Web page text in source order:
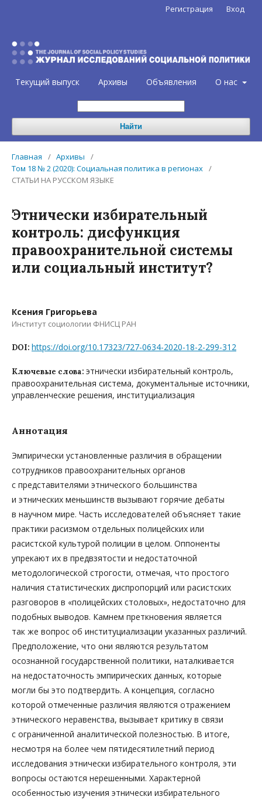
Текущий выпуск Архивы Объявления О нас
Найти
Регистрация Вход
Главная / Архивы
/
Том 18 № 2 (2020): Социальная политика в регионах /
СТАТЬИ НА РУССКОМ ЯЗЫКЕ
Этнически избирательный
контроль: дисфункция
правоохранительной системы
или социальный институт?
Ксения Григорьева
Институт социологии ФНИСЦ РАН
DOI: https://doi.org/10.17323/727-0634-2020-18-2-299-312
Ключевые слова: этнически избирательный контроль,
правоохранительная система, документальные источники,
управленческие решения, институциализация
Аннотация
Эмпирически установленные различия в обращении
сотрудников правоохранительных органов
с представителями этнического большинства
и этнических меньшинств вызывают горячие дебаты
в научном мире. Часть исследователей объясняет такие
практики расизмом отдельных полицейских или
расистской культурой полиции в целом. Оппоненты
упрекают их в предвзятости и недостаточной
методологической строгости, отмечая, что простого
наличия статистических диспропорций или расистских
разговоров в «полицейских столовых», недостаточно для
подобных выводов. Камнем преткновения является
так же вопрос об институциализации указанных различий.
Предположение, что они являются результатом
осознанной государственной политики, наталкивается
на недостаточность эмпирических данных, которые
могли бы это подтвердить. А концепция, согласно
которой отмеченные различия являются отражением
этнического неравенства, вызывает критику в связи
с ограниченной аналитической полезностью. В итоге,
несмотря на более чем пятидесятилетний период
исследования этнически избирательного контроля, эти
вопросы остаются нерешенными. Характерной
особенностью изучения этнически избирательного